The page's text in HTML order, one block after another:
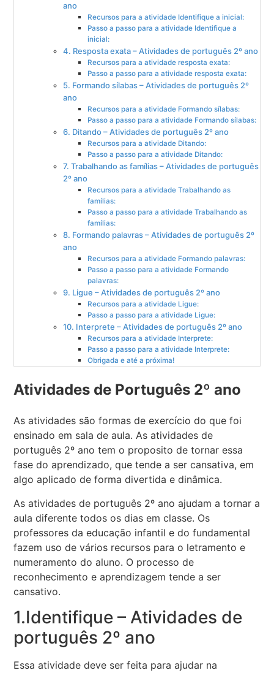
ano
Recursos para a atividade Identifique a inicial:
Passo a passo para a atividade Identifique a
inicial:
4. Resposta exata – Atividades de português 2º ano
Recursos para a atividade resposta exata:
Passo a passo para a atividade resposta exata:
5. Formando sílabas – Atividades de português 2º
ano
Recursos para a atividade Formando sílabas:
Passo a passo para a atividade Formando sílabas:
6. Ditando – Atividades de português 2º ano
Recursos para a atividade Ditando:
Passo a passo para a atividade Ditando:
7. Trabalhando as famílias – Atividades de português
2º ano
Recursos para a atividade Trabalhando as
famílias:
Passo a passo para a atividade Trabalhando as
famílias:
8. Formando palavras – Atividades de português 2º
ano
Recursos para a atividade Formando palavras:
Passo a passo para a atividade Formando
palavras:
9. Ligue – Atividades de português 2º ano
Recursos para a atividade Ligue:
Passo a passo para a atividade Ligue:
10. Interprete – Atividades de português 2º ano
Recursos para a atividade Interprete:
Passo a passo para a atividade Interprete:
Obrigada e até a próxima!
Atividades de Português 2º ano
As atividades são formas de exercício do que foi
ensinado em sala de aula. As atividades de
português 2º ano tem o proposito de tornar essa
fase do aprendizado, que tende a ser cansativa, em
algo aplicado de forma divertida e dinâmica.
As atividades de português 2º ano ajudam a tornar a
aula diferente todos os dias em classe. Os
professores da educação infantil e do fundamental
fazem uso de vários recursos para o letramento e
numeramento do aluno. O processo de
reconhecimento e aprendizagem tende a ser
cansativo.
1.Identifique – Atividades de
português 2º ano
Essa atividade deve ser feita para ajudar na